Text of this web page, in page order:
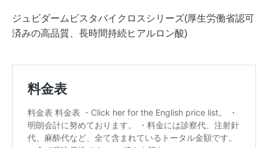
ジュビダームビスタバイクロスシリーズ(厚生労働省認可
済みの高品質、長時間持続ヒアルロン酸)